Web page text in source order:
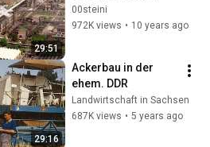
29:51
Strom (2015)
00steini
972K views • 10 years ago
29:16
Ackerbau in der
ehem. DDR
Landwirtschaft in Sachsen
687K views • 5 years ago